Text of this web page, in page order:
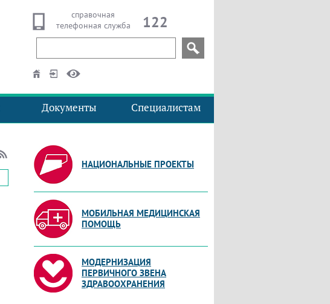
справочная
телефонная служба
122
Документы Специалистам
НАЦИОНАЛЬНЫЕ ПРОЕКТЫ
МОБИЛЬНАЯ МЕДИЦИНСКАЯ
ПОМОЩЬ
МОДЕРНИЗАЦИЯ
ПЕРВИЧНОГО ЗВЕНА
ЗДРАВООХРАНЕНИЯ